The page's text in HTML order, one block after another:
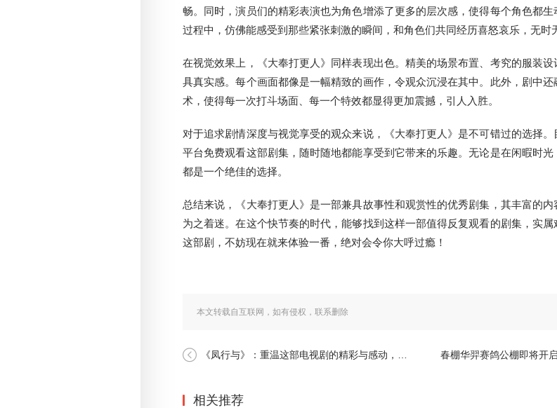
畅。同时，演员们的精彩表演也为角色增添了更多的层次感，使得每个角色都
过程中，仿佛能感受到那些紧张刺激的瞬间，和角色们共同经历喜怒哀乐，无时
在视觉效果上，《大奉打更人》同样表现出色。精美的场景布置、考究的服装
具真实感。每个画面都像是一幅精致的画作，令观众沉浸在其中。此外，剧中
术，使得每一次打斗场面、每一个特效都显得更加震撼，引人入胜。
对于追求剧情深度与视觉享受的观众来说，《大奉打更人》是不可错过的选择
平台免费观看这部剧集，随时随地都能享受到它带来的乐趣。无论是在闲暇时光
都是一个绝佳的选择。
总结来说，《大奉打更人》是一部兼具故事性和观赏性的优秀剧集，其丰富的
为之着迷。在这个快节奏的时代，能够找到这样一部值得反复观看的剧集，实
这部剧，不妨现在就来体验一番，绝对会令你大呼过瘾！
本文转载自互联网，如有侵权，联系删除
《凤行与》：重温这部电视剧的精彩与感动，传递不一样的情感故事 春棚华羿赛鸽公棚即将开启，
相关推荐